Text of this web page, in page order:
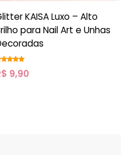
KAISA Luxo – Alto
para Nail Art e Unhas
9,90